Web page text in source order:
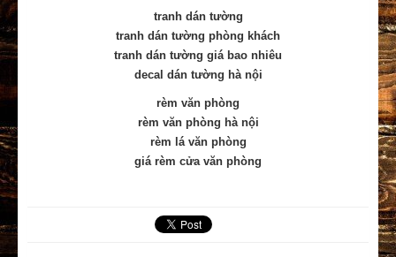
tranh dán tường
tranh dán tường phòng khách
tranh dán tường giá bao nhiêu
decal dán tường hà nội
rèm văn phòng
rèm văn phòng hà nội
rèm lá văn phòng
giá rèm cửa văn phòng